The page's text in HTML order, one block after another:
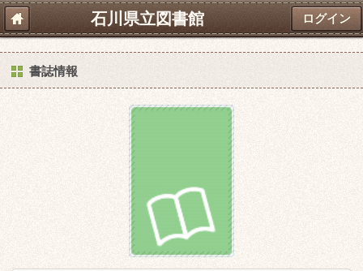
石川県立図書館 ログイン
書誌情報